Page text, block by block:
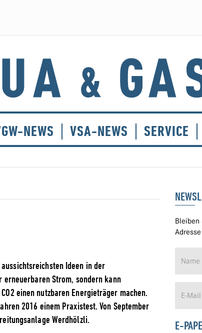
NEWS VSA-NEWS SERVICE
Ideen in der
Strom, sondern kann
einen nutzbaren Energieträger machen.
2016 einem Praxistest. Von September
Werdhölzli.
Bleiben
E-